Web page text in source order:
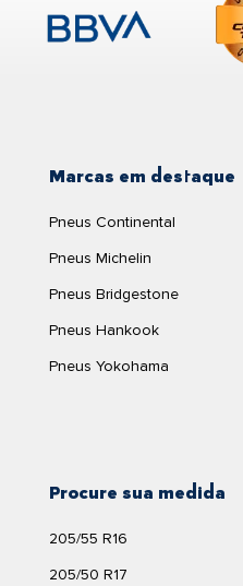
Marcas em destaque
Pneus Continental
Pneus Michelin
Pneus Bridgestone
Pneus Hankook
Pneus Yokohama
Procure sua medida
205/55 R16
205/50 R17